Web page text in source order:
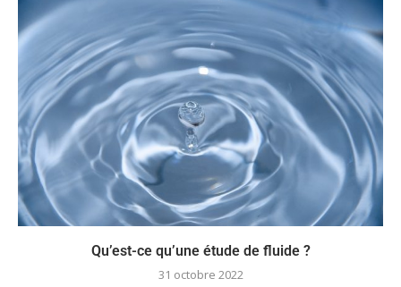
Qu’est-ce qu’une étude de fluide ?
31 octobre 2022